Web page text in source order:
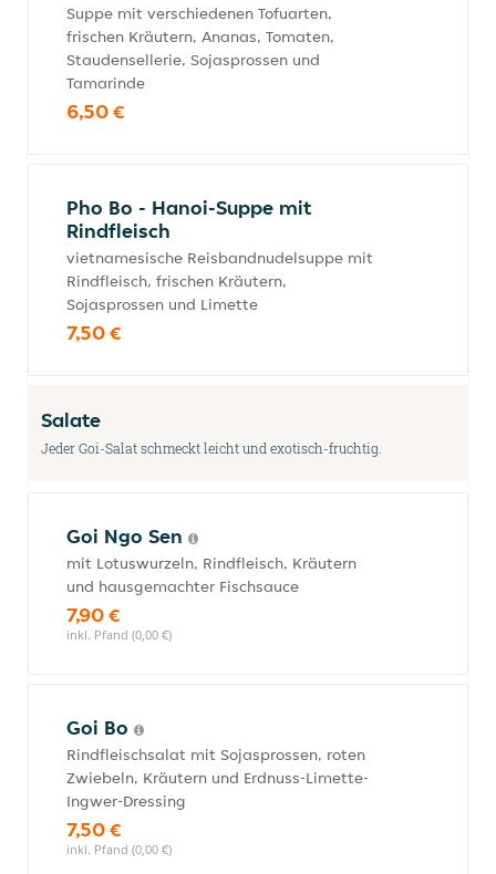
Suppe mit verschiedenen Tofuarten,
frischen Kräutern, Ananas, Tomaten,
Staudensellerie, Sojasprossen und
Tamarinde
6,50 €
Pho Bo - Hanoi-Suppe mit
Rindfleisch
vietnamesische Reisbandnudelsuppe mit
Rindfleisch, frischen Kräutern,
Sojasprossen und Limette
7,50 €
Salate
Jeder Goi-Salat schmeckt leicht und exotisch-fruchtig.
Goi Ngo Sen
mit Lotuswurzeln, Rindfleisch, Kräutern
und hausgemachter Fischsauce
7,90 €
inkl. Pfand (0,00 €)
Goi Bo
Rindfleischsalat mit Sojasprossen, roten
Zwiebeln, Kräutern und Erdnuss-Limette-
Ingwer-Dressing
7,50 €
inkl. Pfand (0,00 €)